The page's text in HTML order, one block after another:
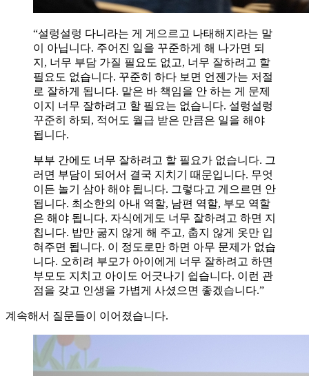
“설렁설렁 다니라는 게 게으르고 나태해지라는 말
이 아닙니다. 주어진 일을 꾸준하게 해 나가면 되
지, 너무 부담 가질 필요도 없고, 너무 잘하려고 할
필요도 없습니다. 꾸준히 하다 보면 언젠가는 저절
로 잘하게 됩니다. 맡은 바 책임을 안 하는 게 문제
이지 너무 잘하려고 할 필요는 없습니다. 설렁설렁
꾸준히 하되, 적어도 월급 받은 만큼은 일을 해야
됩니다.
부부 간에도 너무 잘하려고 할 필요가 없습니다. 그
러면 부담이 되어서 결국 지치기 때문입니다. 무엇
이든 놀기 삼아 해야 됩니다. 그렇다고 게으르면 안
됩니다. 최소한의 아내 역할, 남편 역할, 부모 역할
은 해야 됩니다. 자식에게도 너무 잘하려고 하면 지
칩니다. 밥만 굶지 않게 해 주고, 춥지 않게 옷만 입
혀주면 됩니다. 이 정도로만 하면 아무 문제가 없습
니다. 오히려 부모가 아이에게 너무 잘하려고 하면
부모도 지치고 아이도 어긋나기 쉽습니다. 이런 관
점을 갖고 인생을 가볍게 사셨으면 좋겠습니다.”
계속해서 질문들이 이어졌습니다.